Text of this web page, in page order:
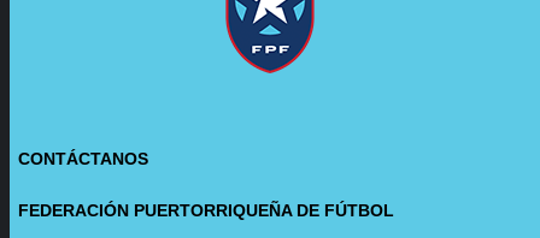
CONTÁCTANOS
FEDERACIÓN PUERTORRIQUEÑA DE FÚTBOL